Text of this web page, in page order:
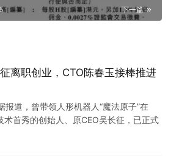
下一篇
离职创业，CTO陈春玉接棒推进
道，曾带领人形机器人“魔法原子”在
首秀的创始人、原CEO吴长征，已正式